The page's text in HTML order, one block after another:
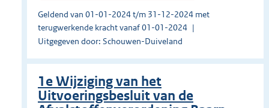
Geldend van 01-01-2024 t/m 31-12-2024 met
terugwerkende kracht vanaf 01-01-2024
Uitgegeven door: Schouwen-Duiveland
1e Wijziging van het
Uitvoeringsbesluit van de